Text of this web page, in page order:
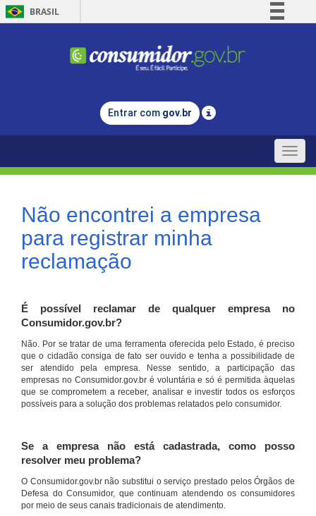
BRASIL
Comunica BR
Legislação
Entrar com gov.br
Toggle
Não encontrei a empresa
para registrar minha
reclamação
É possível reclamar de qualquer empresa no
Consumidor.gov.br?
Não. Por se tratar de uma ferramenta oferecida pelo Estado, é preciso
que o cidadão consiga de fato ser ouvido e tenha a possibilidade de
ser atendido pela empresa. Nesse sentido, a participação das
empresas no Consumidor.gov.br é voluntária e só é permitida àquelas
que se comprometem a receber, analisar e investir todos os esforços
possíveis para a solução dos problemas relatados pelo consumidor.
Se a empresa não está cadastrada, como posso
resolver meu problema?
O Consumidor.gov.br não substitui o serviço prestado pelos Órgãos de
Defesa do Consumidor, que continuam atendendo os consumidores
por meio de seus canais tradicionais de atendimento.